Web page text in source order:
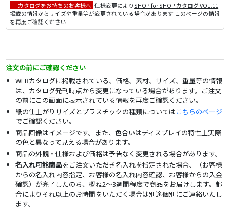
カタログをお持ちのお客様へ 仕様変更によりSHOP for SHOP カタログ VOL.11
掲載の情報からサイズや重量等が変更されている場合があります このページの情報
を再度ご確認ください
注文の前にご確認ください
WEBカタログに掲載されている、価格、素材、サイズ、重量等の情報
は、カタログ発刊時点から変更になっている場合があります。ご注文
の前にこの画面に表示されている情報を再度ご確認ください。
紙の仕上がりサイズとプラスチックの種類についてはこちらのページ
でご確認ください。
商品画像はイメージです。また、色合いはディスプレイの特性上実際
の色と異なって見える場合があります。
商品の外観・仕様および価格は予告なく変更される場合があります。
名入れ可能商品をご注文いただき名入れを指定された場合、（お客様
からの名入れ内容指定、お客様の名入れ内容確認、お客様からの入金
確認）が完了したのち、概ね2～3週間程度で商品をお届けします。都
合によりそれ以上のお時間をいただく場合は別途個別にご連絡いたし
ます。